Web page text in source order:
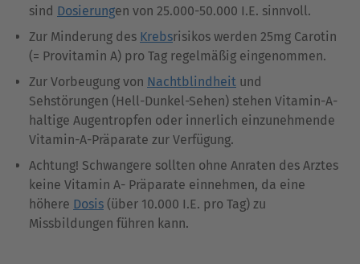
sind Dosierungen von 25.000-50.000 I.E. sinnvoll.
Zur Minderung des Krebsrisikos werden 25mg Carotin
(= Provitamin A) pro Tag regelmäßig eingenommen.
Zur Vorbeugung von Nachtblindheit und
Sehstörungen (Hell-Dunkel-Sehen) stehen Vitamin-A-
haltige Augentropfen oder innerlich einzunehmende
Vitamin-A-Präparate zur Verfügung.
Achtung! Schwangere sollten ohne Anraten des Arztes
keine Vitamin A- Präparate einnehmen, da eine
höhere Dosis (über 10.000 I.E. pro Tag) zu
Missbildungen führen kann.